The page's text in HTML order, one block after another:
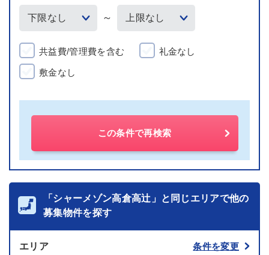
～
共益費/管理費を含む 礼金なし
敷金なし
この条件で再検索
「シャーメゾン高倉高辻」と同じエリアで他の
募集物件を探す
エリア
条件を変更